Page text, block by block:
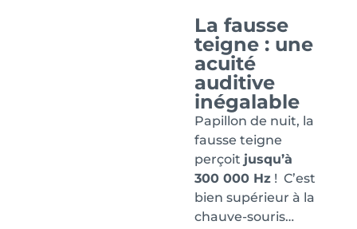
La fausse
teigne : une
acuité
auditive
inégalable
Papillon de nuit, la
fausse teigne
perçoit jusqu’à
300 000 Hz ! C’est
bien supérieur à la
chauve-souris…